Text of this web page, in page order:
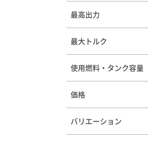
最高出力
最大トルク
使用燃料・タンク容量
価格
バリエーション